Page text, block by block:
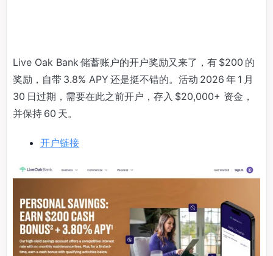
Live Oak Bank 储蓄账户的开户奖励又来了，有 $200 的
奖励，自带 3.8% APY 还是挺不错的。活动 2026 年 1 月
30 日过期，需要在此之前开户，存入 $20,000+ 资金，
并保持 60 天。
开户链接